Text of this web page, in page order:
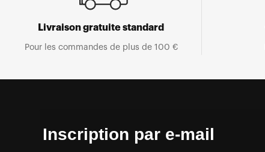
Livraison gratuite standard
Pour les commandes de plus de 100 €
Inscription par e-mail